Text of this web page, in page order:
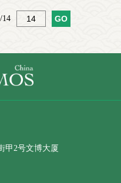
遗产保护利用水平，更好
量降低强度，减少遗产价
延年益寿。要特别警惕借
建筑遗产进行过度修缮的
情，有针对性地选择最恰
解决的问题，绝不搞大
呵护，审慎从事，保持和
缮的保护理念，将做好日
世界文化遗产申遗成功的
产类型等倾斜，中国面临
申遗工作更加艰巨，每年
丰富自己在文化遗产保护
工作人员的转变，从学习
变；不怕吃苦，努力工
望秘书处团结、互助，创
14
甲2号文博大厦